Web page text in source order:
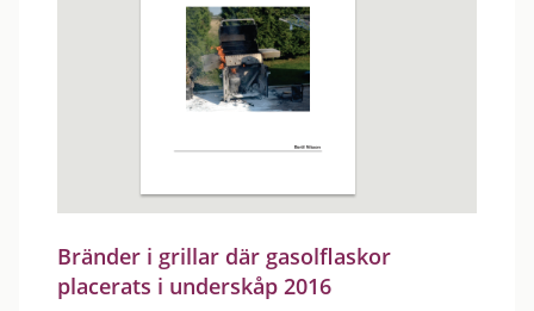
Bränder i grillar där gasolflaskor
placerats i underskåp 2016